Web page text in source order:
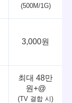
(500M/1G)
3,000원
최대 48만
원+@
(TV 결합 시)